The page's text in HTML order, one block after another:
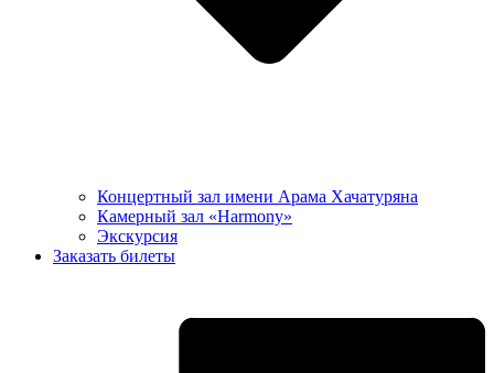
Концертный зал имени Арама Хачатуряна
Камерный зал «Harmony»
Экскурсия
Заказать билеты